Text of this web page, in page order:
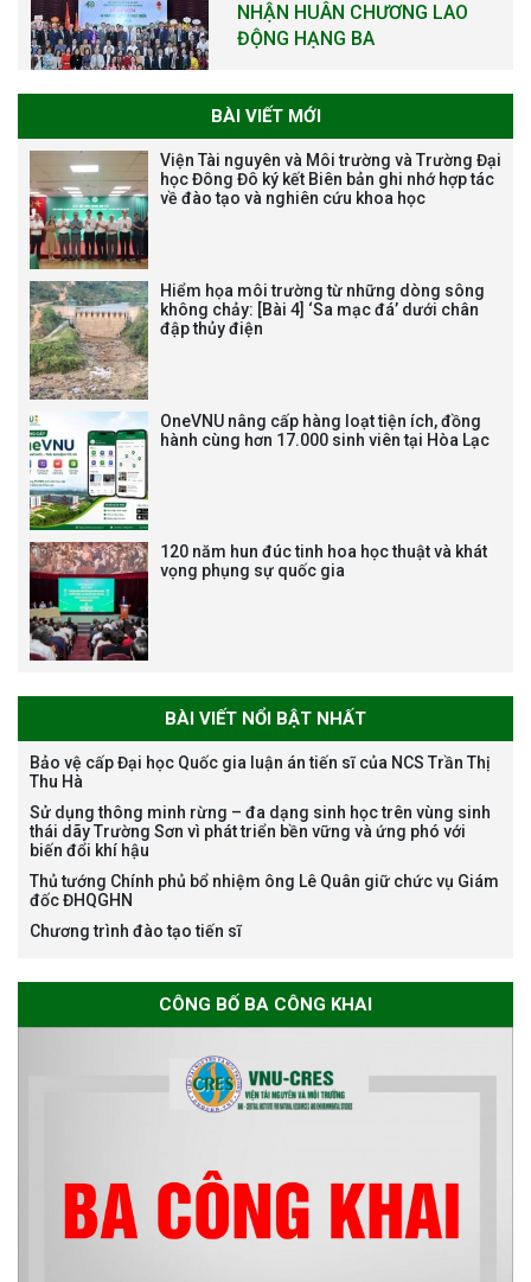
NHẬN HUÂN CHƯƠNG LAO
ĐỘNG HẠNG BA
Tạm dừng công tác tuyển dụng
viên chức, người lao động các
vị trí việc làm chức danh nghề
Bảo vệ luận án tiến sĩ của NCS
bổng Nagao tại Việt Nam năm
học 2026-2027
Thông báo về việc họp Tiểu
sơ chuyên môn cho các thí sinh
ngành Môi trường và phát triển
bền vững đợt 1 năm 2026
BÀI VIẾT MỚI
Viện Tài nguyên và Môi trường và Trường Đại
học Đông Đô ký kết Biên bản ghi nhớ hợp tác
về đào tạo và nghiên cứu khoa học
Hiểm họa môi trường từ những dòng sông
không chảy: [Bài 4] ‘Sa mạc đá’ dưới chân
đập thủy điện
OneVNU nâng cấp hàng loạt tiện ích, đồng
hành cùng hơn 17.000 sinh viên tại Hòa Lạc
120 năm hun đúc tinh hoa học thuật và khát
vọng phụng sự quốc gia
BÀI VIẾT NỔI BẬT NHẤT
Bảo vệ cấp Đại học Quốc gia luận án tiến sĩ của NCS Trần Thị
Thu Hà
Sử dụng thông minh rừng – đa dạng sinh học trên vùng sinh
thái dãy Trường Sơn vì phát triển bền vững và ứng phó với
biến đổi khí hậu
Thủ tướng Chính phủ bổ nhiệm ông Lê Quân giữ chức vụ Giám
đốc ĐHQGHN
Chương trình đào tạo tiến sĩ
CÔNG BỐ BA CÔNG KHAI